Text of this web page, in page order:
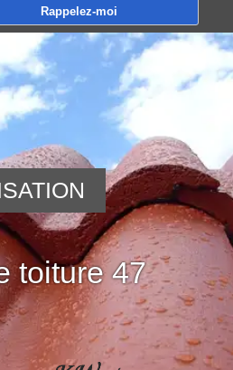
toiture 47